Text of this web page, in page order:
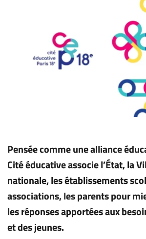
Pensée comme une alliance
Cité éducative associe l’État, la
nationale, les établissements
associations, les parents pour
les réponses apportées aux
et des jeunes.